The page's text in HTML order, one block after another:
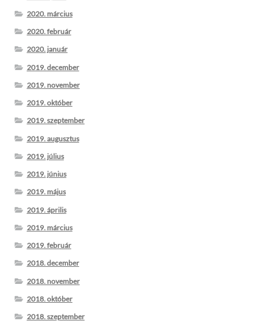
2020. március
2020. február
2020. január
2019. december
2019. november
2019. október
2019. szeptember
2019. augusztus
2019. július
2019. június
2019. május
2019. április
2019. március
2019. február
2018. december
2018. november
2018. október
2018. szeptember